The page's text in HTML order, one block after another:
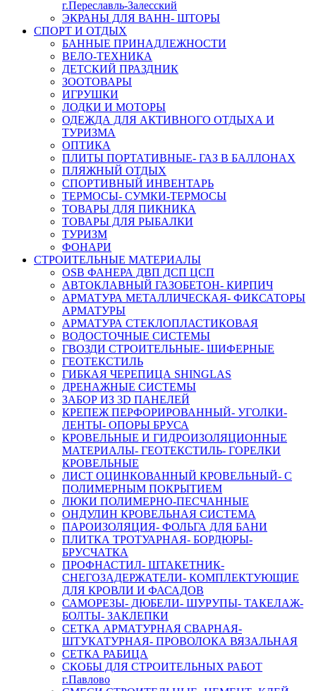
г.Переславль-Залесский
ЭКРАНЫ ДЛЯ ВАНН- ШТОРЫ
СПОРТ И ОТДЫХ
БАННЫЕ ПРИНАДЛЕЖНОСТИ
ВЕЛО-ТЕХНИКА
ДЕТСКИЙ ПРАЗДНИК
ЗООТОВАРЫ
ИГРУШКИ
ЛОДКИ И МОТОРЫ
ОДЕЖДА ДЛЯ АКТИВНОГО ОТДЫХА И
ТУРИЗМА
ОПТИКА
ПЛИТЫ ПОРТАТИВНЫЕ- ГАЗ В БАЛЛОНАХ
ПЛЯЖНЫЙ ОТДЫХ
СПОРТИВНЫЙ ИНВЕНТАРЬ
ТЕРМОСЫ- СУМКИ-ТЕРМОСЫ
ТОВАРЫ ДЛЯ ПИКНИКА
ТОВАРЫ ДЛЯ РЫБАЛКИ
ТУРИЗМ
ФОНАРИ
СТРОИТЕЛЬНЫЕ МАТЕРИАЛЫ
OSB ФАНЕРА ДВП ДСП ЦСП
АВТОКЛАВНЫЙ ГАЗОБЕТОН- КИРПИЧ
АРМАТУРА МЕТАЛЛИЧЕСКАЯ- ФИКСАТОРЫ
АРМАТУРЫ
АРМАТУРА СТЕКЛОПЛАСТИКОВАЯ
ВОДОСТОЧНЫЕ СИСТЕМЫ
ГВОЗДИ СТРОИТЕЛЬНЫЕ- ШИФЕРНЫЕ
ГЕОТЕКСТИЛЬ
ГИБКАЯ ЧЕРЕПИЦА SHINGLAS
ДРЕНАЖНЫЕ СИСТЕМЫ
ЗАБОР ИЗ 3D ПАНЕЛЕЙ
КРЕПЕЖ ПЕРФОРИРОВАННЫЙ- УГОЛКИ-
ЛЕНТЫ- ОПОРЫ БРУСА
КРОВЕЛЬНЫЕ И ГИДРОИЗОЛЯЦИОННЫЕ
МАТЕРИАЛЫ- ГЕОТЕКСТИЛЬ- ГОРЕЛКИ
КРОВЕЛЬНЫЕ
ЛИСТ ОЦИНКОВАННЫЙ КРОВЕЛЬНЫЙ- С
ПОЛИМЕРНЫМ ПОКРЫТИЕМ
ЛЮКИ ПОЛИМЕРНО-ПЕСЧАННЫЕ
ОНДУЛИН КРОВЕЛЬНАЯ СИСТЕМА
ПАРОИЗОЛЯЦИЯ- ФОЛЬГА ДЛЯ БАНИ
ПЛИТКА ТРОТУАРНАЯ- БОРДЮРЫ-
БРУСЧАТКА
ПРОФНАСТИЛ- ШТАКЕТНИК-
СНЕГОЗАДЕРЖАТЕЛИ- КОМПЛЕКТУЮЩИЕ
ДЛЯ КРОВЛИ И ФАСАДОВ
САМОРЕЗЫ- ДЮБЕЛИ- ШУРУПЫ- ТАКЕЛАЖ-
БОЛТЫ- ЗАКЛЕПКИ
СЕТКА АРМАТУРНАЯ СВАРНАЯ-
ШТУКАТУРНАЯ- ПРОВОЛОКА ВЯЗАЛЬНАЯ
СЕТКА РАБИЦА
СКОБЫ ДЛЯ СТРОИТЕЛЬНЫХ РАБОТ
г.Павлово